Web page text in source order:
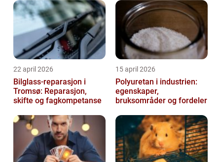
22 april 2026
Bilglass-reparasjon i
Tromsø: Reparasjon,
skifte og fagkompetanse
15 april 2026
Polyuretan i industrien:
egenskaper,
bruksområder og fordeler